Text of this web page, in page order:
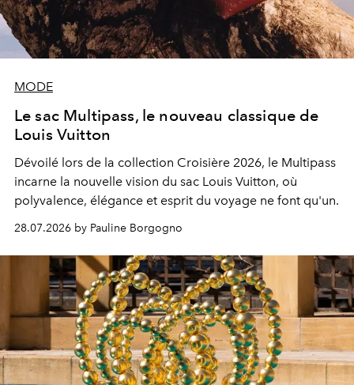
MODE
Le sac Multipass, le nouveau classique de
Louis Vuitton
Dévoilé lors de la collection Croisière 2026, le Multipass
incarne la nouvelle vision du sac Louis Vuitton, où
polyvalence, élégance et esprit du voyage ne font qu'un.
28.07.2026 by Pauline Borgogno